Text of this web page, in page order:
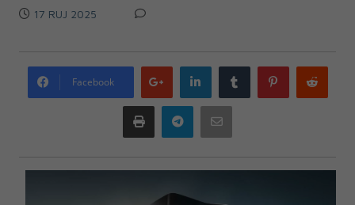
17 RUJ 2025
Facebook
Google
plus
LinkedIn Tumblr Pinterest
Print Telegram